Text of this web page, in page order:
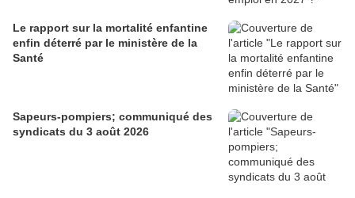
Le rapport sur la mortalité enfantine
enfin déterré par le ministère de la
Santé
Sapeurs-pompiers; communiqué des
syndicats du 3 août 2026